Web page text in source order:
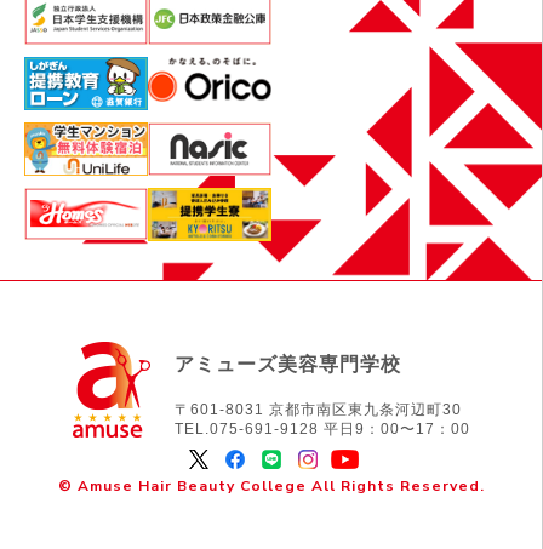
アミューズ美容専門学校
〒601-8031 京都市南区東九条河辺町30
TEL.075-691-9128 平日9：00〜17：00
© Amuse Hair Beauty College All Rights Reserved.